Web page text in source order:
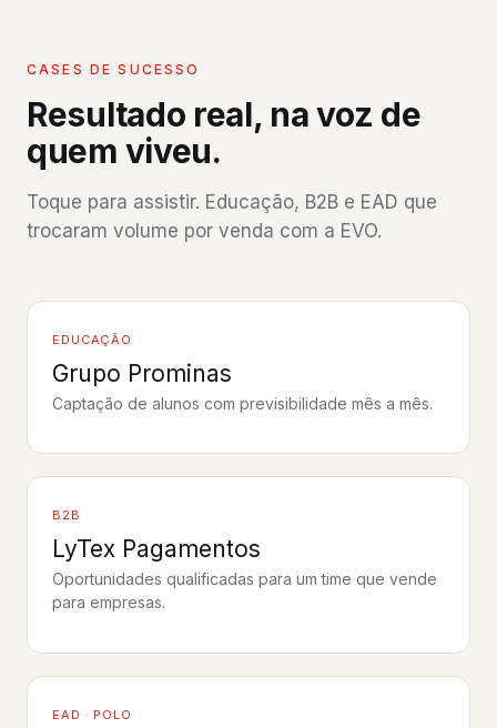
CASES DE SUCESSO
Resultado real, na voz de
quem viveu.
Toque para assistir. Educação, B2B e EAD que
trocaram volume por venda com a EVO.
Assistir ao depoimento
EDUCAÇÃO
Grupo Prominas
Captação de alunos com previsibilidade mês a mês.
Assistir ao depoimento
B2B
LyTex Pagamentos
Oportunidades qualificadas para um time que vende
para empresas.
EAD · POLO